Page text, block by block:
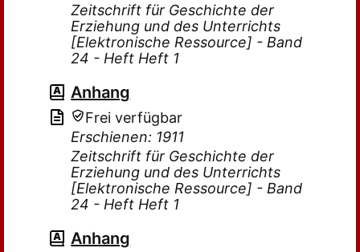
Zeitschrift für Geschichte der
Erziehung und des Unterrichts
[Elektronische Ressource] - Band
24 - Heft Heft 1
Anhang
Frei verfügbar
Erschienen: 1911
Zeitschrift für Geschichte der
Erziehung und des Unterrichts
[Elektronische Ressource] - Band
24 - Heft Heft 1
Anhang